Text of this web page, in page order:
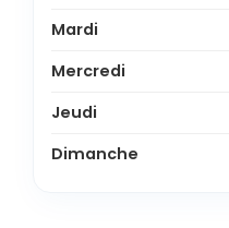
Mardi
Mercredi
Jeudi
Dimanche